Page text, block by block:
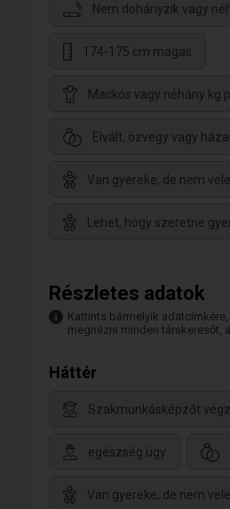
Nem dohányzik vagy
174-175 cm magas
Mackós vagy néhány kg
Elvált, özvegy vagy
Van gyereke, de nem vele
Lehet, hogy szeretne
Részletes adatok
Kattints bármelyik adatcímkére,
megnézni minden társkeresőt,
Háttér
Szakmunkásképzőt
egészség ügy
Van gyereke, de nem vele